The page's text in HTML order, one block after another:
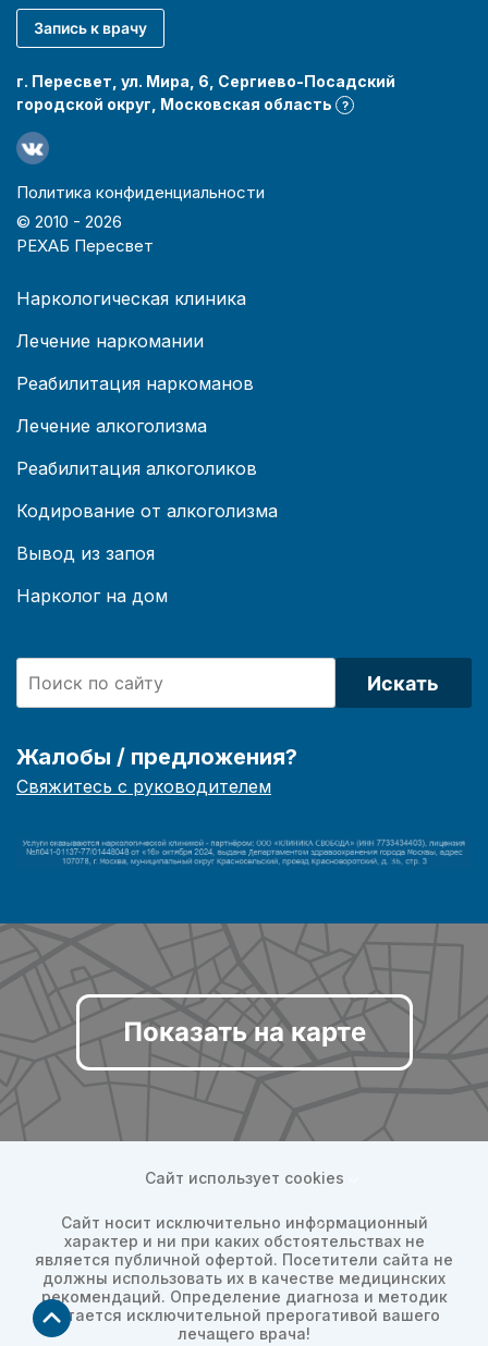
Запись к врачу
г. Пересвет, ул. Мира, 6, Сергиево-Посадский
городской округ, Московская область
?
Политика конфиденциальности
© 2010 - 2026
РЕХАБ Пересвет
Наркологическая клиника
Лечение наркомании
Реабилитация наркоманов
Лечение алкоголизма
Реабилитация алкоголиков
Кодирование от алкоголизма
Вывод из запоя
Нарколог на дом
Искать
Жалобы / предложения?
Свяжитесь с руководителем
Показать на карте
Сайт использует cookies
Сайт носит исключительно информационный
характер и ни при каких обстоятельствах не
является публичной офертой. Посетители сайта не
должны использовать их в качестве медицинских
рекомендаций. Определение диагноза и методик
остается исключительной прерогативой вашего
лечащего врача!